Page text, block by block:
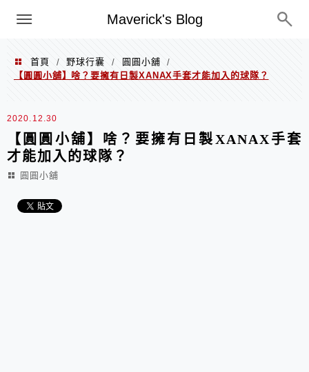
Maverick's Blog
Menu
首頁 / 野球行囊 / 圓圓小舖
/
【圓圓小舖】啥？要擁有日製XANAX手套才能加入的球隊？
2020.12.30
【圓圓小舖】啥？要擁有日製XANAX手套
才能加入的球隊？
圓圓小舖